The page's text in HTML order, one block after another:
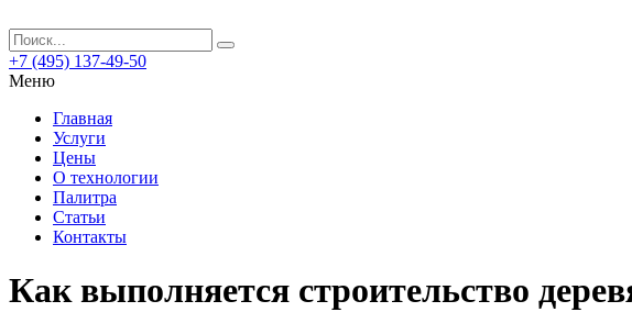
+7 (495) 137-49-50
Меню
Главная
Услуги
Цены
О технологии
Палитра
Статьи
Контакты
Как выполняется строительство